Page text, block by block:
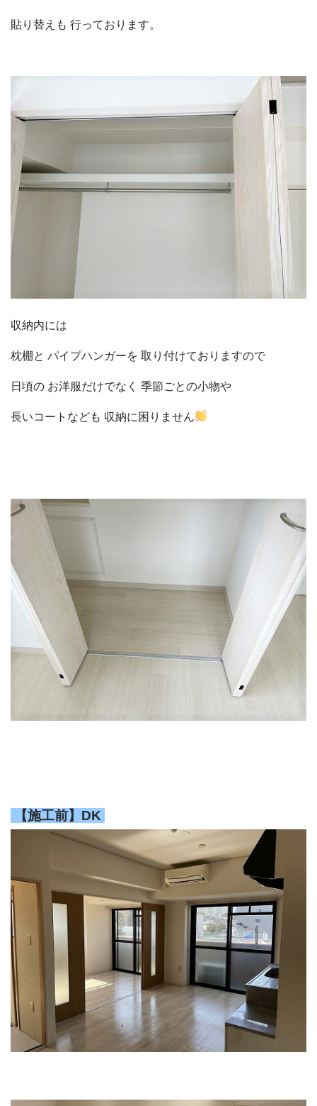
貼り替えも 行っております。
収納内には
枕棚と パイプハンガーを 取り付けておりますので
日頃の お洋服だけでなく 季節ごとの小物や
長いコートなども 収納に困りません
【施工前】DK